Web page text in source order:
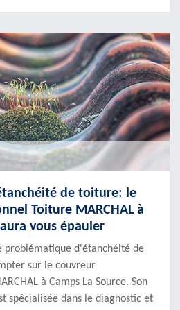
de toiture: le
Toiture MARCHAL à
vous épauler
problématique d'étanchéité de
sur le couvreur
à Camps La Source. Son
spécialisée dans le diagnostic et